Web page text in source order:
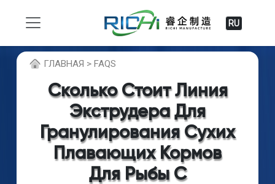
RU
ГЛABHAЯ > FAQS
Сколько Стоит Линия
Экструдера Для
Гранулирования Сухих
Плавающих Кормов
Для Рыбы С